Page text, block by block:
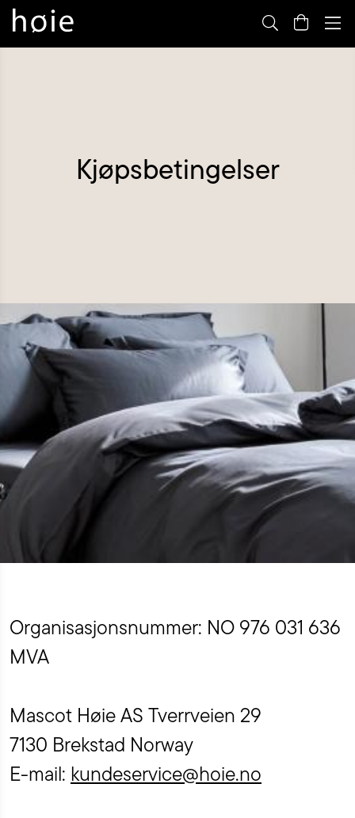
Kjøpsbetingelser
Organisasjonsnummer: NO 976 031 636
MVA
Mascot Høie AS Tverrveien 29
7130 Brekstad Norway
E-mail: kundeservice@hoie.no